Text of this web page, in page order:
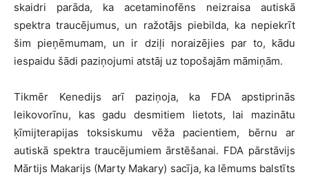
skaidri parāda, ka acetaminofēns neizraisa autiskā
spektra traucējumus, un ražotājs piebilda, ka nepiekrīt
šim pieņēmumam, un ir dziļi noraizējies par to, kādu
iespaidu šādi paziņojumi atstāj uz topošajām māmiņām.
Tikmēr Kenedijs arī paziņoja, ka FDA apstiprinās
leikovorīnu, kas gadu desmitiem lietots, lai mazinātu
ķīmijterapijas toksiskumu vēža pacientiem, bērnu ar
autiskā spektra traucējumiem ārstēšanai. FDA pārstāvijs
Mārtijs Makarijs (Marty Makary) sacīja, ka lēmums balstīts